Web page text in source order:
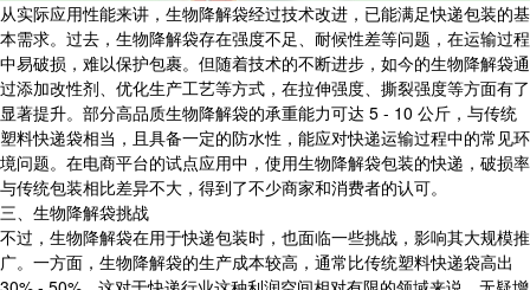
从实际应用性能来讲，生物降解袋经过技术改进，已能满足快递包装的基
本需求。过去，生物降解袋存在强度不足、耐候性差等问题，在运输过程
中易破损，难以保护包裹。但随着技术的不断进步，如今的生物降解袋通
过添加改性剂、优化生产工艺等方式，在拉伸强度、撕裂强度等方面有了
显著提升。部分高品质生物降解袋的承重能力可达 5 - 10 公斤，与传统
塑料快递袋相当，且具备一定的防水性，能应对快递运输过程中的常见环
境问题。在电商平台的试点应用中，使用生物降解袋包装的快递，破损率
与传统包装相比差异不大，得到了不少商家和消费者的认可。
三、生物降解袋挑战
不过，生物降解袋在用于快递包装时，也面临一些挑战，影响其大规模推
广。一方面，生物降解袋的生产成本较高，通常比传统塑料快递袋高出